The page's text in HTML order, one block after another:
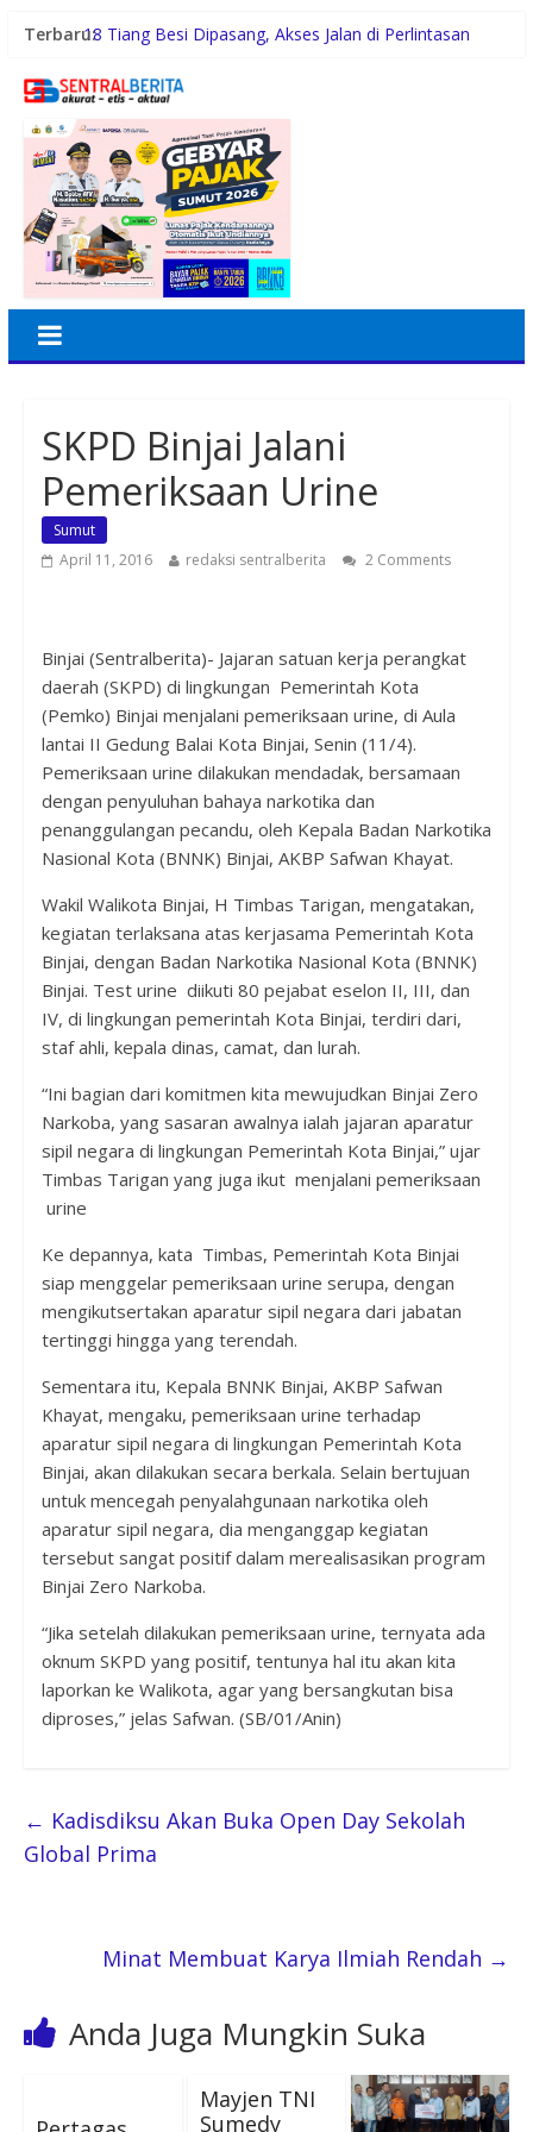
Terbaru:18 Tiang Besi Dipasang, Akses Jalan di Perlintasan
Fazzio Sunset Blue Hybrid x Alkateri, Motor Limited
Rico Waas Dorong IPSM Medan Jadi Mitra Strategis
Pemerintah dan Turun Tangani Persoalan Sosial Warga
Gubernur Bobby Nasution Minta Kepala Daerah se-
Kepulauan Nias Percepat Usulan BKP 2027
Tertinggal dari Kelurahan Lain, DPRD Medan Desak
Wali Kota Perhatikan Simalingkar B
SKPD Binjai Jalani
Pemeriksaan Urine
Sumut
April 11, 2016
redaksi sentralberita 2 Comments
Binjai (Sentralberita)- Jajaran satuan kerja perangkat
daerah (SKPD) di lingkungan Pemerintah Kota
(Pemko) Binjai menjalani pemeriksaan urine, di Aula
lantai II Gedung Balai Kota Binjai, Senin (11/4).
Pemeriksaan urine dilakukan mendadak, bersamaan
dengan penyuluhan bahaya narkotika dan
penanggulangan pecandu, oleh Kepala Badan Narkotika
Nasional Kota (BNNK) Binjai, AKBP Safwan Khayat.
Wakil Walikota Binjai, H Timbas Tarigan, mengatakan,
kegiatan terlaksana atas kerjasama Pemerintah Kota
Binjai, dengan Badan Narkotika Nasional Kota (BNNK)
Binjai. Test urine diikuti 80 pejabat eselon II, III, dan
IV, di lingkungan pemerintah Kota Binjai, terdiri dari,
staf ahli, kepala dinas, camat, dan lurah.
“Ini bagian dari komitmen kita mewujudkan Binjai Zero
Narkoba, yang sasaran awalnya ialah jajaran aparatur
sipil negara di lingkungan Pemerintah Kota Binjai,” ujar
Timbas Tarigan yang juga ikut menjalani pemeriksaan
urine
Ke depannya, kata Timbas, Pemerintah Kota Binjai
siap menggelar pemeriksaan urine serupa, dengan
mengikutsertakan aparatur sipil negara dari jabatan
tertinggi hingga yang terendah.
Sementara itu, Kepala BNNK Binjai, AKBP Safwan
Khayat, mengaku, pemeriksaan urine terhadap
aparatur sipil negara di lingkungan Pemerintah Kota
Binjai, akan dilakukan secara berkala. Selain bertujuan
untuk mencegah penyalahgunaan narkotika oleh
aparatur sipil negara, dia menganggap kegiatan
tersebut sangat positif dalam merealisasikan program
Binjai Zero Narkoba.
“Jika setelah dilakukan pemeriksaan urine, ternyata ada
oknum SKPD yang positif, tentunya hal itu akan kita
laporkan ke Walikota, agar yang bersangkutan bisa
diproses,” jelas Safwan. (SB/01/Anin)
← Kadisdiksu Akan Buka Open Day Sekolah
Global Prima
Minat Membuat Karya Ilmiah Rendah →
Anda Juga Mungkin Suka
Mayjen TNI
Sumedy